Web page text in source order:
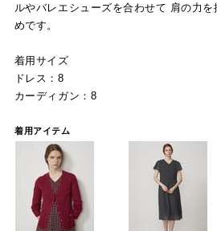
ルやバレエシューズを合わせて 肩の力
めです。
着用サイズ
ドレス：8
カーディガン：8
着用アイテム